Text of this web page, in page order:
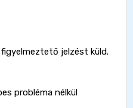
jelzést küld.
probléma nélkül